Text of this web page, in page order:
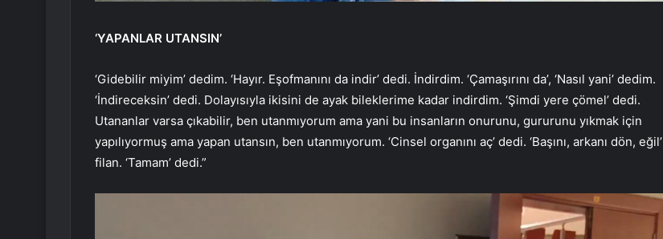
‘YAPANLAR UTANSIN’
‘Gidebilir miyim’ dedim. ‘Hayır. Eşofmanını da indir’ dedi. İndirdim. ‘Çamaşırını da’, ‘Nasıl yani’ dedim.
‘İndireceksin’ dedi. Dolayısıyla ikisini de ayak bileklerime kadar indirdim. ‘Şimdi yere çömel’ dedi.
Utananlar varsa çıkabilir, ben utanmıyorum ama yani bu insanların onurunu, gururunu yıkmak için
yapılıyormuş ama yapan utansın, ben utanmıyorum. ‘Cinsel organını aç’ dedi. ‘Başını, arkanı dön, eğil’
filan. ‘Tamam’ dedi.”